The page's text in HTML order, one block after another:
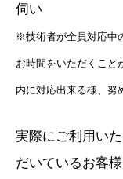
伺い
※技術者が全員対応中
お時間をいただくこと
内に対応出来る様、努
実際にご利用いた
だいているお客様